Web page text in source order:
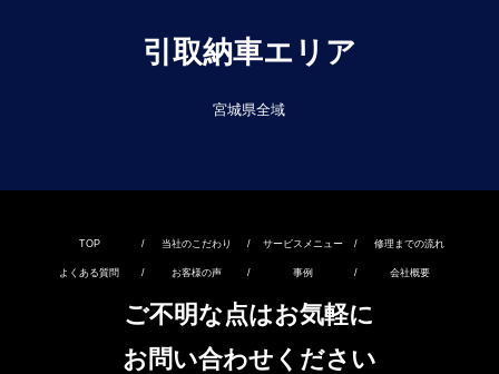
引取納車エリア
宮城県全域
TOP / 当社のこだわり / サービスメニュー / 修理までの流れ
よくある質問 / お客様の声 / 事例 / 会社概要
ご不明な点はお気軽に
お問い合わせください